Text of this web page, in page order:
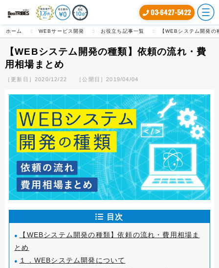
03-6427-5422
ホーム WEBサービス開発 お役立ち記事一覧 【WEBシステム開発
【WEBシステム開発の種類】依頼の流れ・費
用相場まとめ
［更新日］2020/12/22 ［公開日］2019/04/04
目次
【WEBシステム開発の種類】依頼の流れ・費用相場ま
とめ
１．WEBシステム開発について